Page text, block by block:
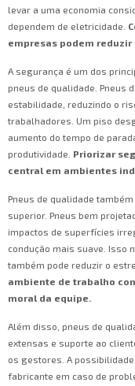
levar a uma economia
dependem de eletricidade.
empresas podem
A segurança é um dos
pneus de qualidade. Pneus
estabilidade, reduzindo o
trabalhadores. Um piso
aumento do tempo de
produtividade. Priorizar
central em ambientes
Pneus de qualidade
superior. Pneus bem
impactos de superfícies
condução mais suave. Isso
também pode reduzir o
ambiente de trabalho
moral da equipe.
Além disso, pneus de
extensas e suporte ao
os gestores. A
fabricante em caso de